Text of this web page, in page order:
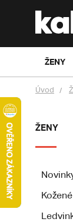
ŽENY
Úvod
ŽENY